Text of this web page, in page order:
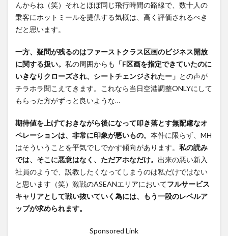
んからね（笑）それとほぼ同じ飛行時間の路線で、数十人の
乗客にホットミールを提供する気概は、高く評価されるべき
だと思います。
一方、疑問が残るのはファーストクラス区画のビジネス開放
に関する扱い。 私の周囲からも 「F区画を指定できていたのに
いきなりクローズされ、シートチェンジされたー」 との声が
チラホラ聞こえてきます。これなら当日空港調整ONLYにして
もらった方がずっと良いような…
期待値を上げておきながら後になって叩き落とす無配慮なオ
ペレーションは、非常に印象が悪いもの。 本件に限らず、MH
はそういうことを平気でしでかす傾向があります。 私の読み
では、そこに悪意はなく、ただアホなだけ。 出来の悪い新入
社員のようで、説教したくなってしまうのは私だけではない
と思います（笑）激戦のASEANエリアにおいてフルサービス
キャリアとして戦い抜いていく為には、もう一段のレベルア
ップが求められます。
Sponsored Link